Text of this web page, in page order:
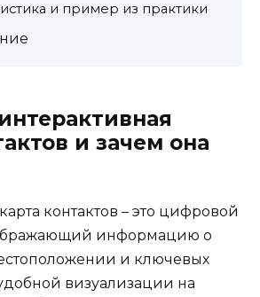
и пример из практики
и зачем она
контактов – это цифровой
информацию о
и ключевых
визуализации на